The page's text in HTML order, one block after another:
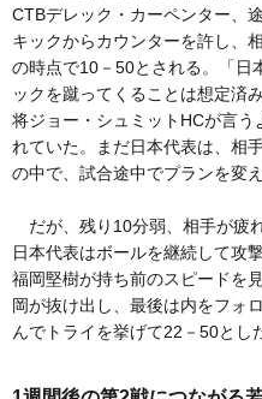
CTBデレック・カーペンター、
キックからカウンターを許し、
の時点で10－50とされる。「日
ックを蹴ってくることは想定済
将ジョー・シュミットHCが言う
れていた。まだ日本代表は、相
の中で、試合途中でプランを変
だが、残り10分弱、相手が疲
日本代表はボールを継続して攻
福岡堅樹が持ち前のスピードを
岡が抜け出し、最後は内をフォ
んでトライを挙げて22－50とし